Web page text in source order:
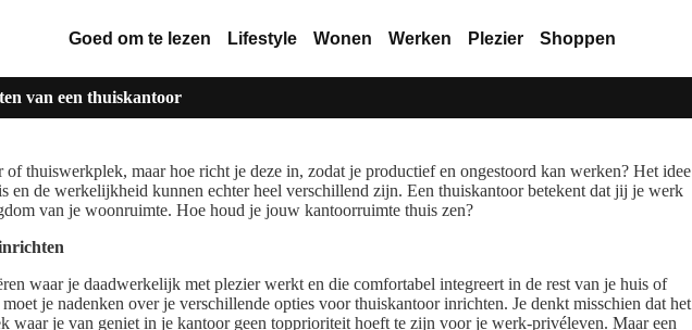
Goed om te lezen Lifestyle Wonen Werken Plezier Shoppen
van een thuiskantoor
of thuiswerkplek, maar hoe richt je deze in, zodat je productief en ongestoord kan werken? Het idee
en de werkelijkheid kunnen echter heel verschillend zijn. Een thuiskantoor betekent dat jij je werk
van je woonruimte. Hoe houd je jouw kantoorruimte thuis zen?
waar je daadwerkelijk met plezier werkt en die comfortabel integreert in de rest van je huis of
je nadenken over je verschillende opties voor thuiskantoor inrichten. Je denkt misschien dat het
waar je van geniet in je kantoor geen topprioriteit hoeft te zijn voor je werk-privéleven. Maar een